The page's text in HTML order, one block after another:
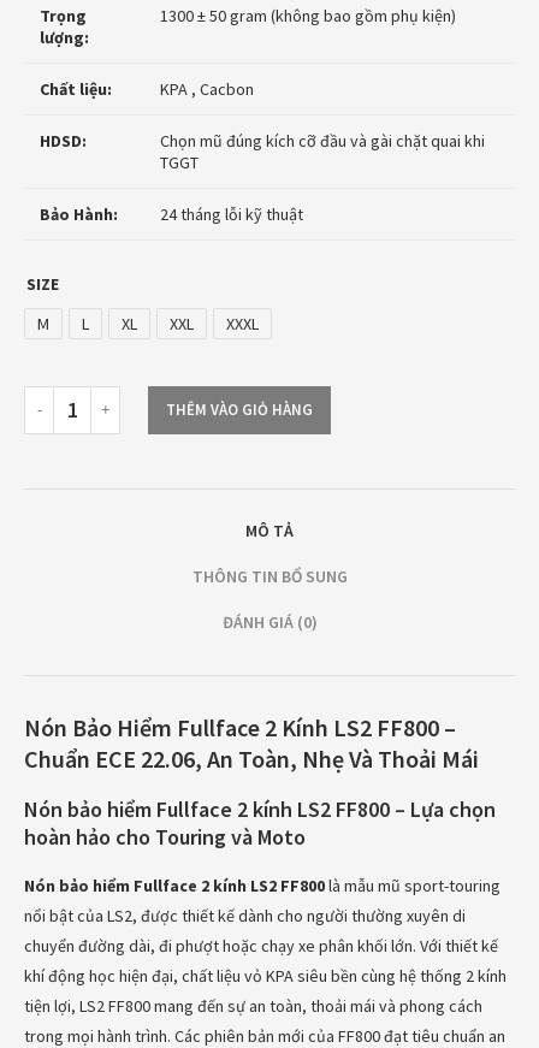
Trọng
lượng:
1300 ± 50 gram (không bao gồm phụ kiện)
Chất liệu: KPA , Cacbon
HDSD:
Chọn mũ đúng kích cỡ đầu và gài chặt quai khi
TGGT
Bảo Hành: 24 tháng lỗi kỹ thuật
SIZE
M
L XL XXL XXXL
THÊM VÀO GIỎ HÀNG
MÔ TẢ
THÔNG TIN BỔ SUNG
ĐÁNH GIÁ (0)
Nón Bảo Hiểm Fullface 2 Kính LS2 FF800 –
Chuẩn ECE 22.06, An Toàn, Nhẹ Và Thoải Mái
Nón bảo hiểm Fullface 2 kính LS2 FF800 – Lựa chọn
hoàn hảo cho Touring và Moto
Nón bảo hiểm Fullface 2 kính LS2 FF800là mẫu mũ sport-touring
nổi bật của LS2, được thiết kế dành cho người thường xuyên di
chuyển đường dài, đi phượt hoặc chạy xe phân khối lớn. Với thiết kế
khí động học hiện đại, chất liệu vỏ KPA siêu bền cùng hệ thống 2 kính
tiện lợi, LS2 FF800 mang đến sự an toàn, thoải mái và phong cách
trong mọi hành trình. Các phiên bản mới của FF800 đạt tiêu chuẩn an